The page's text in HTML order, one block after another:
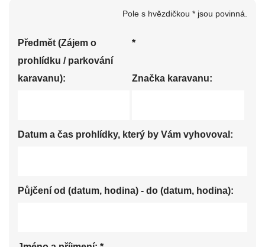
Pole s hvězdičkou * jsou povinná.
*
Předmět (Zájem o
prohlídku / parkování
karavanu):
Značka karavanu:
Datum a čas prohlídky, který by Vám vyhovoval:
Půjčení od (datum, hodina) - do (datum, hodina):